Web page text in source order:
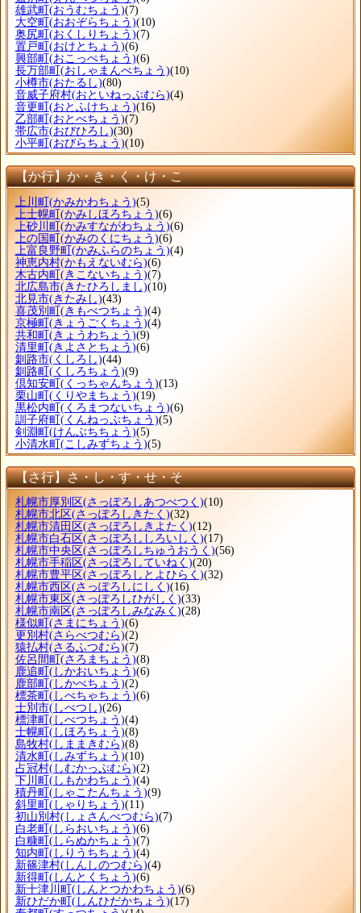
雄武町 (おうむちょう)(7)
大空町 (おおぞらちょう)(10)
奥尻町 (おくしりちょう)(7)
置戸町 (おけとちょう)(6)
興部町 (おこっぺちょう)(6)
長万部町 (おしゃまんべちょう)(10)
小樽市(おたるし)(80)
音威子府村(おといねっぷむら)(4)
音更町 (おとふけちょう)(16)
乙部町 (おとべちょう)(7)
帯広市(おびひろし)(30)
小平町 (おびらちょう)(10)
【か行】か・き・く・け・こ
上川町(かみかわちょう)(5)
上士幌町(かみしほろちょう)(6)
上砂川町(かみすながわちょう)(6)
上の国町(かみのくにちょう)(6)
上富良野町(かみふらのちょう)(4)
神恵内村(かもえないむら)(6)
木古内町(きこないちょう)(7)
北広島市(きたひろしまし)(10)
北見市(きたみし)(43)
喜茂別町(きもべつちょう)(4)
京極町(きょうごくちょう)(4)
共和町(きょうわちょう)(9)
清里町(きよさとちょう)(6)
釧路市(くしろし)(44)
釧路町(くしろちょう)(9)
倶知安町(くっちゃんちょう)(13)
栗山町(くりやまちょう)(19)
黒松内町(くろまつないちょう)(6)
訓子府町(くんねっぷちょう)(5)
剣淵町(けんぶちちょう)(5)
小清水町(こしみずちょう)(5)
【さ行】さ・し・す・せ・そ
札幌市厚別区(さっぽろしあつべつく)(10)
札幌市北区(さっぽろしきたく)(32)
札幌市清田区(さっぽろしきよたく)(12)
札幌市白石区(さっぽろししろいしく)(17)
札幌市中央区(さっぽろしちゅうおうく)(56)
札幌市手稲区(さっぽろしていねく)(20)
札幌市豊平区(さっぽろしとよひらく)(32)
札幌市西区(さっぽろしにしく)(16)
札幌市東区(さっぽろしひがしく)(33)
札幌市南区(さっぽろしみなみく)(28)
様似町 (さまにちょう)(6)
更別村(さらべつむら)(2)
猿払村(さるふつむら)(7)
佐呂間町 (さろまちょう)(8)
鹿追町 (しかおいちょう)(6)
鹿部町 (しかべちょう)(2)
標茶町 (しべちゃちょう)(6)
士別市(しべつし)(26)
標津町 (しべつちょう)(4)
士幌町 (しほろちょう)(8)
島牧村(しままきむら)(8)
清水町 (しみずちょう)(10)
占冠村(しむかっぷむら)(2)
下川町 (しもかわちょう)(4)
積丹町 (しゃこたんちょう)(9)
斜里町 (しゃりちょう)(11)
初山別村(しょさんべつむら)(7)
白老町 (しらおいちょう)(6)
白糠町 (しらぬかちょう)(7)
知内町 (しりうちちょう)(4)
新篠津村(しんしのつむら)(4)
新得町 (しんとくちょう)(6)
新十津川町 (しんとつかわちょう)(6)
新ひだか町 (しんひだかちょう)(17)